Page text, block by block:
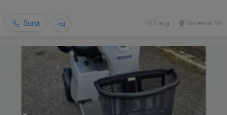
Sună Suceava, SV
1 aug.